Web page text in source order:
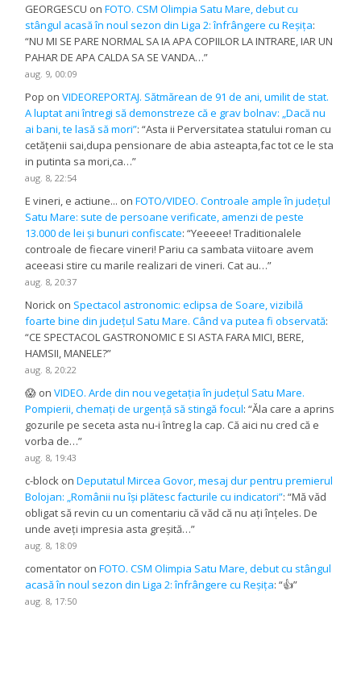
GEORGESCU onFOTO. CSM Olimpia Satu Mare, debut cu
stângul acasă în noul sezon din Liga 2: înfrângere cu Reșița:
“NU MI SE PARE NORMAL SA IA APA COPIILOR LA INTRARE, IAR UN
PAHAR DE APA CALDA SA SE VANDA…”
aug. 9, 00:09
Pop onVIDEOREPORTAJ. Sătmărean de 91 de ani, umilit de stat.
A luptat ani întregi să demonstreze că e grav bolnav: „Dacă nu
ai bani, te lasă să mori”: “Asta ii Perversitatea statului roman cu
cetățenii sai,dupa pensionare de abia asteapta,fac tot ce le sta
in putinta sa mori,ca…”
aug. 8, 22:54
E vineri, e actiune... onFOTO/VIDEO. Controale ample în județul
Satu Mare: sute de persoane verificate, amenzi de peste
13.000 de lei și bunuri confiscate: “Yeeeee! Traditionalele
controale de fiecare vineri! Pariu ca sambata viitoare avem
aceeasi stire cu marile realizari de vineri. Cat au…”
aug. 8, 20:37
Norick on Spectacol astronomic: eclipsa de Soare, vizibilă
foarte bine din județul Satu Mare. Când va putea fi observată:
“CE SPECTACOL GASTRONOMIC E SI ASTA FARA MICI, BERE,
HAMSII, MANELE?”
aug. 8, 20:22
😱 onVIDEO. Arde din nou vegetația în județul Satu Mare.
Pompierii, chemați de urgență să stingă focul: “Ăla care a aprins
gozurile pe seceta asta nu-i întreg la cap. Că aici nu cred că e
vorba de…”
aug. 8, 19:43
c-block onDeputatul Mircea Govor, mesaj dur pentru premierul
Bolojan: „Românii nu își plătesc facturile cu indicatori”: “Mă văd
obligat să revin cu un comentariu că văd că nu ați înțeles. De
unde aveți impresia asta greșită…”
aug. 8, 18:09
comentator onFOTO. CSM Olimpia Satu Mare, debut cu stângul
acasă în noul sezon din Liga 2: înfrângere cu Reșița: “👍”
aug. 8, 17:50